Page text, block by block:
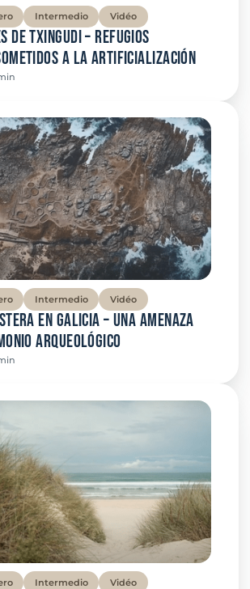
Intermedio Vidéo
de Txingudi – Refugios
a la artificialización
de lecture:
Intermedio Vidéo
en Galicia – Una amenaza
arqueológico
de lecture:
Intermedio Vidéo